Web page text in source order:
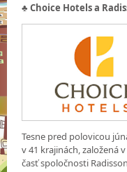
♣ Choice Hotels a
Tesne pred polovicou
v 41 krajinách, založená
časť spoločnosti